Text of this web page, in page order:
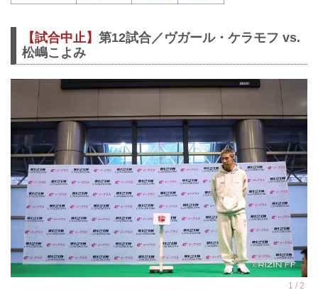
【試合中止】 第12試合／ヴガール・ケラモフ vs.
松嶋こよみ